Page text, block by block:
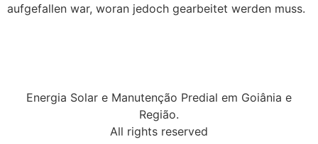
aufgefallen war, woran jedoch gearbeitet werden muss.
Energia Solar e Manutenção Predial em Goiânia e
Região.
All rights reserved